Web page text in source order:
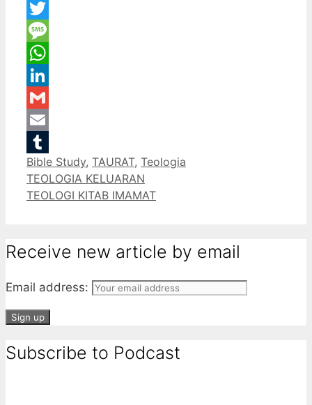
Facebook
Twitter
Message
WhatsApp
LinkedIn
Gmail
Email
Tumblr
Categories
Bible Study, TAURAT, Teologia
TEOLOGIA KELUARAN
TEOLOGI KITAB IMAMAT
Receive new article by email
Email address:
Subscribe to Podcast